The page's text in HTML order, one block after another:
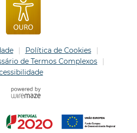
Política de Cookies
de Termos Complexos